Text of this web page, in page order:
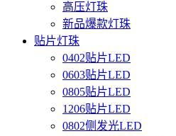
高压灯珠
新品爆款灯珠
贴片灯珠
0402贴片LED
0603贴片LED
0805贴片LED
1206贴片LED
0802侧发光LED